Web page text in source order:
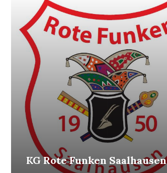
KG Rote Funken Saalhausen